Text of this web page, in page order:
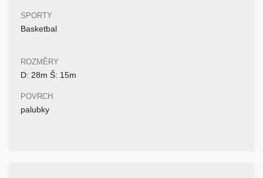
SPORTY
Basketbal
ROZMĚRY
D: 28m Š: 15m
POVRCH
palubky